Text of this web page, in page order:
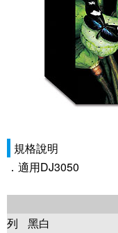
規格說明
．適用DJ3050
列
黑白